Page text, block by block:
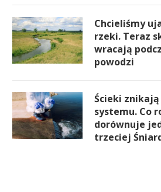
Chcieliśmy
rzeki. Teraz
wracają
powodzi
Ścieki znikają
systemu. Co
dorównuje
trzeciej